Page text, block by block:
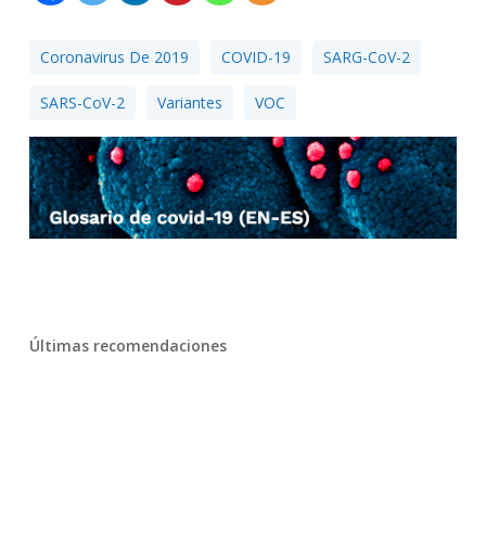
Coronavirus De 2019 COVID-19 SARG-CoV-2
SARS-CoV-2 Variantes VOC
Últimas recomendaciones